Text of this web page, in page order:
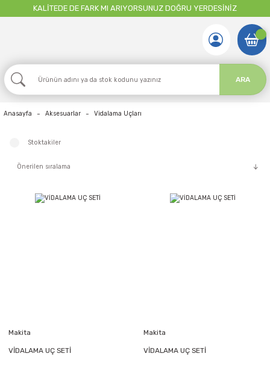
KALİTEDE DE FARK MI ARIYORSUNUZ DOĞRU YERDESİNİZ
ARA
Anasayfa Aksesuarlar Vidalama Uçları
Stoktakiler
Makita
VİDALAMA UÇ SETİ
Makita
VİDALAMA UÇ SETİ